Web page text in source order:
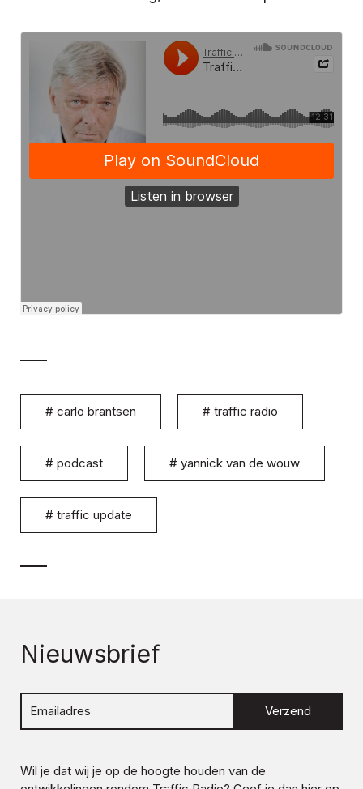
# carlo brantsen # traffic radio
# podcast # yannick van de wouw
# traffic update
Nieuwsbrief
Verzend
Wil je dat wij je op de hoogte houden van de